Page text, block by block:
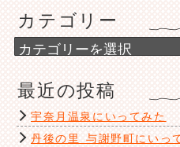
イ
ブ
カテゴリー
カ
テ
リ
ー
最近の投稿
宇奈月温泉にいってみた
丹後の里 与謝野町にいっ